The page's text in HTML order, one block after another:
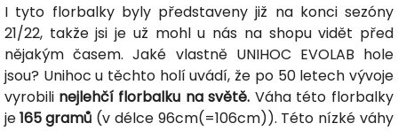
I tyto florbalky byly představeny již na konci sezóny
21/22, takže jsi je už mohl u nás na shopu vidět před
nějakým časem. Jaké vlastně UNIHOC EVOLAB hole
jsou? Unihoc u těchto holí uvádí, že po 50 letech vývoje
vyrobili nejlehčí florbalku na světě. Váha této florbalky
je165 gramů (v délce 96cm(=106cm)). Této nízké váhy